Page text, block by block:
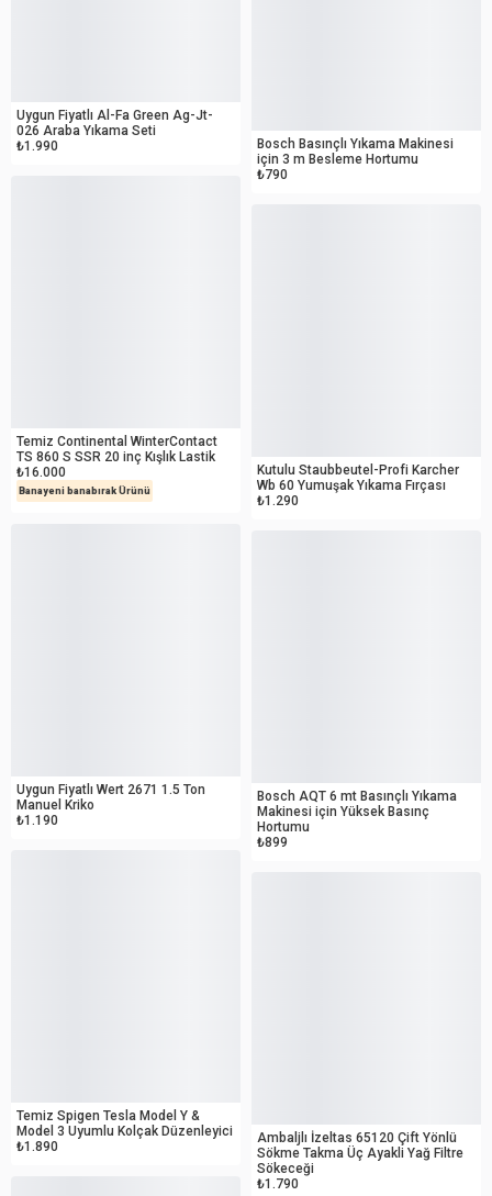
Uygun Fiyatlı Al-Fa Green Ag-Jt-
026 Araba Yıkama Seti
₺1.990
Temiz Continental WinterContact
TS 860 S SSR 20 inç Kışlık Lastik
₺16.000
Banayeni banabırak Ürünü
Uygun Fiyatlı Wert 2671 1.5 Ton
Manuel Kriko
₺1.190
Temiz Spigen Tesla Model Y &
Model 3 Uyumlu Kolçak Düzenleyici
₺1.890
Bosch Basınçlı Yıkama Makinesi
için 3 m Besleme Hortumu
₺790
Kutulu Staubbeutel-Profi Karcher
Wb 60 Yumuşak Yıkama Fırçası
₺1.290
Bosch AQT 6 mt Basınçlı Yıkama
Makinesi için Yüksek Basınç
Hortumu
₺899
Ambaljlı İzeltas 65120 Çift Yönlü
Sökme Takma Üç Ayakli Yağ Filtre
Sökeceği
₺1.790